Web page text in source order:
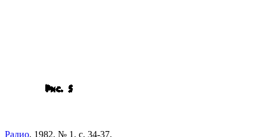
Радио, 1982, № 1. с. 34-37.